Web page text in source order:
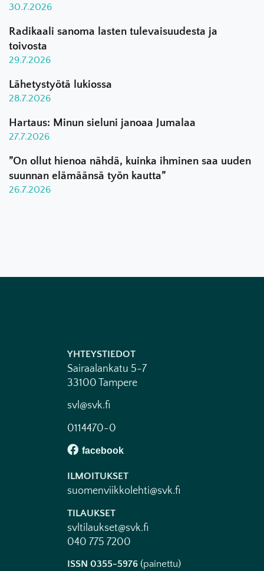
30.7.2026
Radikaali sanoma lasten tulevaisuudesta ja
toivosta
29.7.2026
Lähetystyötä lukiossa
28.7.2026
Hartaus: Minun sieluni janoaa Jumalaa
27.7.2026
”On ollut hienoa nähdä, kuinka ihminen saa uuden
suunnan elämäänsä työn kautta”
26.7.2026
YHTEYSTIEDOT
Sairaalankatu 5-7
33100 Tampere
svl@svk.fi
0114470-0
ILMOITUKSET
suomenviikkolehti@svk.fi
TILAUKSET
svltilaukset@svk.fi
040 775 7200
ISSN 0355-5976 (painettu)